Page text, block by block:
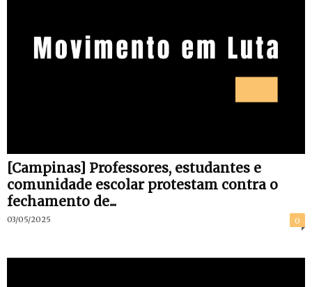
[Campinas] Professores, estudantes e
comunidade escolar protestam contra o
fechamento de...
03/05/2025 0